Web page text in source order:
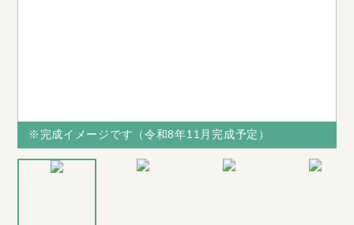
※完成イメージです（令和8年11月完成予定）
※完成イメージです（令和8年11月完成予定）